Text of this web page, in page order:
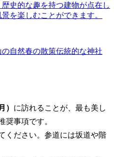
史的な趣を持つ建物が点在し
を楽しむことができます。
自然春の散策伝統的な神社
） に訪れることが、最も美し
奨事項です。
ください。参道には坂道や階